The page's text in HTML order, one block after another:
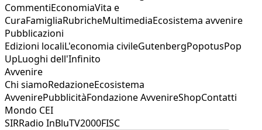
CommentiEconomiaVita e
CuraFamigliaRubricheMultimediaEcosistema avvenire
Pubblicazioni
Edizioni localiL'economia civileGutenbergPopotusPop
UpLuoghi dell'Infinito
Avvenire
Chi siamoRedazioneEcosistema
AvvenirePubblicitàFondazione AvvenireShopContatti
Mondo CEI
SIRRadio InBluTV2000FISC